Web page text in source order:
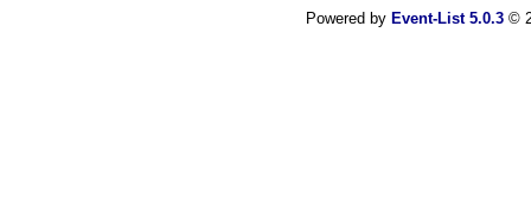
Powered by Event-List 5.0.3©